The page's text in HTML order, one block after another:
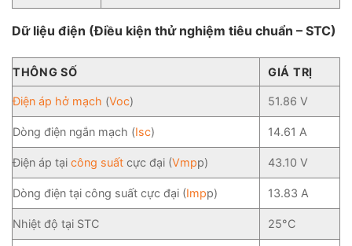
Dữ liệu điện (Điều kiện thử nghiệm tiêu chuẩn – STC)
THÔNG SỐ GIÁ TRỊ
Điện áp hở mạch (Voc) 51.86 V
Dòng điện ngắn mạch (Isc) 14.61 A
Điện áp tại công suất cực đại (Vmpp) 43.10 V
Dòng điện tại công suất cực đại (Impp) 13.83 A
Nhiệt độ tại STC 25°C